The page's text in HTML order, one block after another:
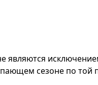
являются
сезоне по той